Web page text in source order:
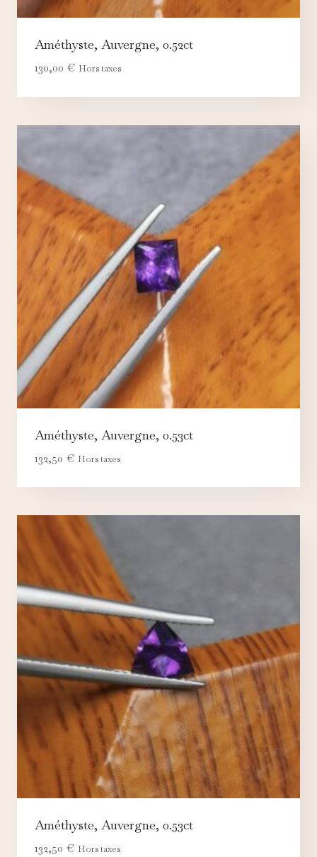
Améthyste, Auvergne, 0.52ct
130,00 € Hors taxes
Améthyste, Auvergne, 0.53ct
132,50 € Hors taxes
Améthyste, Auvergne, 0.53ct
132,50 € Hors taxes